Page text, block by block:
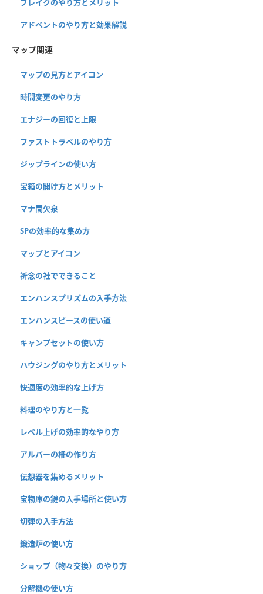
ブレイクのやり方とメリット
アドベントのやり方と効果解説
マップ関連
マップの見方とアイコン
時間変更のやり方
エナジーの回復と上限
ファストトラベルのやり方
ジップラインの使い方
宝箱の開け方とメリット
マナ間欠泉
SPの効率的な集め方
マップとアイコン
祈念の社でできること
エンハンスプリズムの入手方法
エンハンスピースの使い道
キャンプセットの使い方
ハウジングのやり方とメリット
快適度の効率的な上げ方
料理のやり方と一覧
レベル上げの効率的なやり方
アルバーの柵の作り方
伝想器を集めるメリット
宝物庫の鍵の入手場所と使い方
切弾の入手方法
鍛造炉の使い方
ショップ（物々交換）のやり方
分解機の使い方